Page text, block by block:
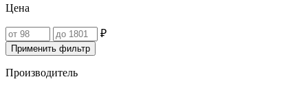
Цена
₽
Применить фильтр
Производитель